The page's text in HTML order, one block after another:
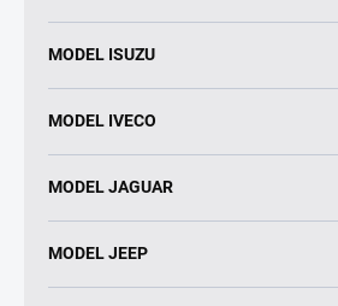
MODEL ISUZU
MODEL IVECO
MODEL JAGUAR
MODEL JEEP